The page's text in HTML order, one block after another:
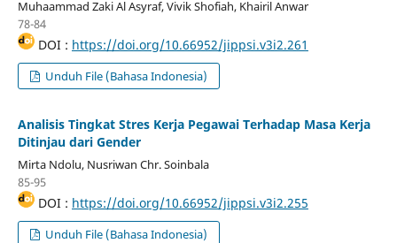
Muhaammad Zaki Al Asyraf, Vivik Shofiah, Khairil Anwar
78-84
DOI : https://doi.org/10.66952/jippsi.v3i2.261
Unduh File (Bahasa Indonesia)
Analisis Tingkat Stres Kerja Pegawai Terhadap Masa Kerja
Ditinjau dari Gender
Mirta Ndolu, Nusriwan Chr. Soinbala
85-95
DOI : https://doi.org/10.66952/jippsi.v3i2.255
Unduh File (Bahasa Indonesia)